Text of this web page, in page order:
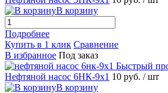
В корзину
Подробнее
Купить в 1 клик Сравнение
В избранное Под заказ
Быстрый
Нефтяной насос 6НК-9х1 10 руб. / шт
В корзину